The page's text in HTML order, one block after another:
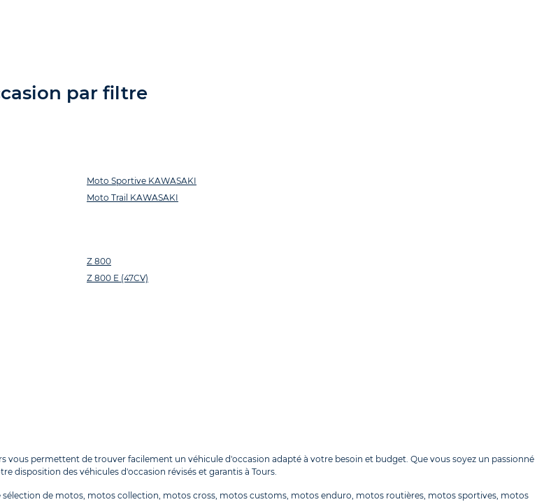
par filtre
Moto Sportive KAWASAKI
Moto Trail KAWASAKI
Z 800
Z 800 E (47CV)
vous permettent de trouver facilement un véhicule d'occasion adapté à votre besoin et budget. Que vous soyez un passionné
disposition des véhicules d'occasion révisés et garantis à Tours.
sélection de motos, motos collection, motos cross, motos customs, motos enduro, motos routières, motos sportives, motos